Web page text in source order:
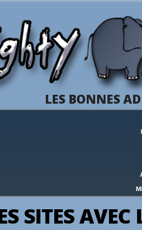
LES BONNES
SITES